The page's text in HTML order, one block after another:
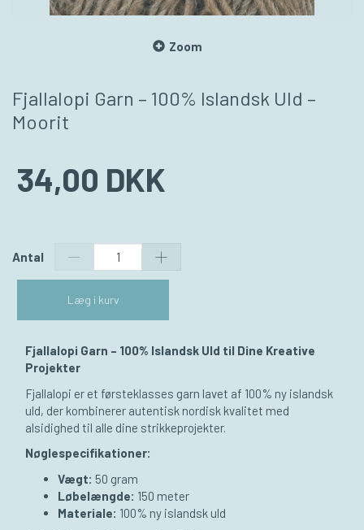
Zoom
Fjallalopi Garn – 100% Islandsk Uld –
Moorit
34,00 DKK
Antal
Læg i kurv
Fjallalopi Garn – 100% Islandsk Uld til Dine Kreative
Projekter
Fjallalopi er et førsteklasses garn lavet af 100% ny islandsk
uld, der kombinerer autentisk nordisk kvalitet med
alsidighed til alle dine strikkeprojekter.
Nøglespecifikationer:
Vægt: 50 gram
Løbelængde: 150 meter
Materiale: 100% ny islandsk uld